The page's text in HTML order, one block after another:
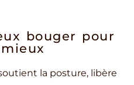
bouger pour
la posture, libère